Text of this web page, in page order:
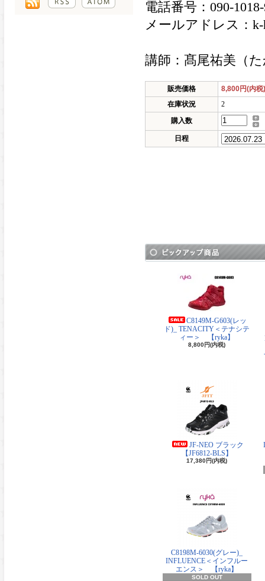
電話番号：090-
メールアドレス：k-
講師：髙尾祐美（
販売価格
8,800円(内税)
在庫状況
2
購入数
日程
C8149M-G603(レッ
ド)_ TENACITY＜テナシテ
ィー＞ 【ryka】
8,800円(内税)
JF-NEO ブラック
【JF6812-BLS】
17,380円(内税)
C8198M-6030(グレー)_
INFLUENCE＜インフルー
エンス＞ 【ryka】
SOLD OUT